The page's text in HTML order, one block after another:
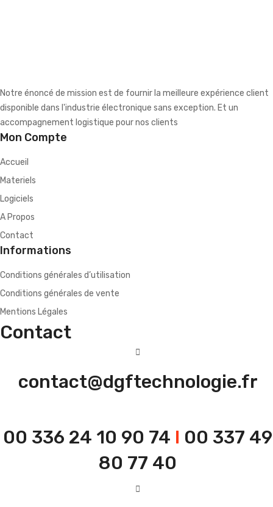
Notre énoncé de mission est de fournir la meilleure expérience client
disponible dans l'industrie électronique sans exception. Et un
accompagnement logistique pour nos clients
Mon Compte
Accueil
Materiels
Logiciels
A Propos
Contact
Informations
Conditions générales d’utilisation
Conditions générales de vente
Mentions Légales
Contact
contact@dgftechnologie.fr
00 336 24 10 90 74 I 00 337 49
80 77 40